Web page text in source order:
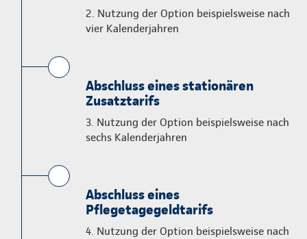
2. Nutzung der Option beispielsweise nach
vier Kalenderjahren
Abschluss eines stationären
Zusatztarifs
3. Nutzung der Option beispielsweise nach
sechs Kalenderjahren
Abschluss eines
Pflegetagegeldtarifs
4. Nutzung der Option beispielsweise nach